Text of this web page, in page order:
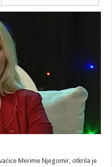
Merime Njegomir, otkrila je